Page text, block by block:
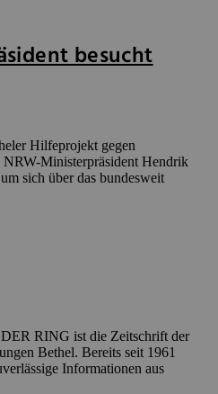
besucht
Hilfeprojekt gegen
Ministerpräsident Hendrik
sich über das bundesweit
RING ist die Zeitschrift der
Bethel. Bereits seit 1961
Informationen aus